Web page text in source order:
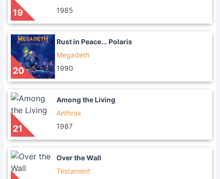
19
1985
20
Rust in Peace... Polaris
Megadeth
1990
21
Among the Living
Anthrax
1987
Over the Wall
Testament